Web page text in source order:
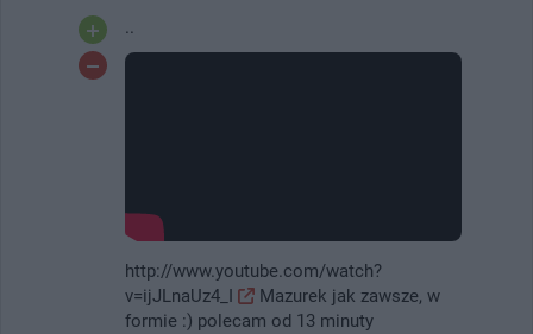
..
http://www.youtube.com/watch?
v=ijJLnaUz4_I
Mazurek jak zawsze, w
formie :) polecam od 13 minuty